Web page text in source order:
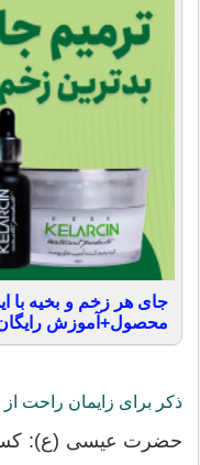
محصول+آموزش
ذکر برای زایمان راحت
حضرت عیسی (ع): کسی